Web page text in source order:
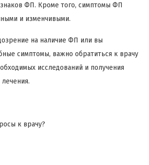
ФП. Кроме того, симптомы ФП
и изменчивыми.
на наличие ФП или вы
симптомы, важно обратиться к врачу
исследований и получения
к врачу?